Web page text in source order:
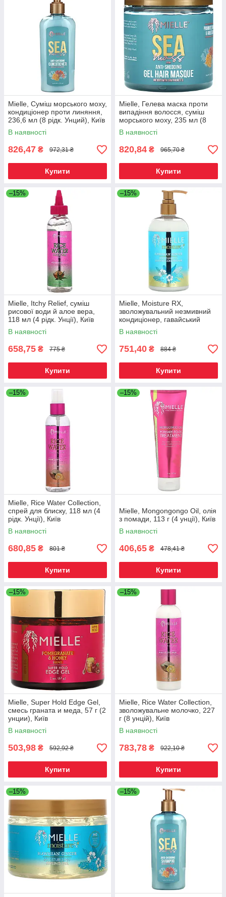
Mielle, Суміш морського моху,
кондиціонер проти линяння,
236,6 мл (8 рідк. Унций), Київ
В наявності
826,47 ₴ 972,31 ₴
Купити
Mielle, Гелева маска проти
випадіння волосся, суміш
морського моху, 235 мл (8
унцій), Київ
В наявності
820,84 ₴ 965,70 ₴
Купити
–15%
Mielle, Itchy Relief, суміш
рисової води й алое вера,
118 мл (4 рідк. Унції), Київ
В наявності
658,75 ₴ 775 ₴
Купити
–15%
Mielle, Moisture RX,
зволожувальний незмивний
кондиціонер, гавайський
імбир, 355 мл (12 рідк.
Унций), Київ
В наявності
751,40 ₴ 884 ₴
Купити
–15%
Mielle, Rice Water Collection,
спрей для блиску, 118 мл (4
рідк. Унції), Київ
В наявності
680,85 ₴ 801 ₴
Купити
–15%
Mielle, Mongongongo Oil, олія
з помади, 113 г (4 унції), Київ
В наявності
406,65 ₴ 478,41 ₴
Купити
–15%
Mielle, Super Hold Edge Gel,
смесь граната и меда, 57 г (2
унции), Київ
В наявності
503,98 ₴ 592,92 ₴
Купити
–15%
Mielle, Rice Water Collection,
зволожувальне молочко, 227
г (8 унцій), Київ
В наявності
783,78 ₴ 922,10 ₴
Купити
–15% –15%